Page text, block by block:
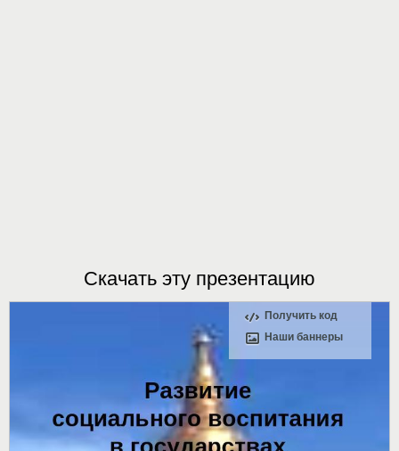
Скачать эту презентацию
Получить код
Наши баннеры